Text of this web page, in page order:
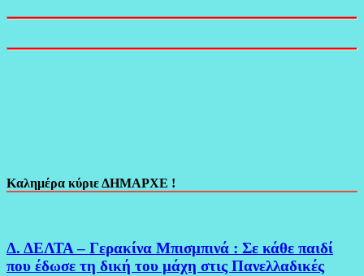
Καλημέρα κύριε ΔΗΜΑΡΧΕ !
Δ. ΔΕΛΤΑ – Γερακίνα Μπισμπινά : Σε κάθε παιδί
που έδωσε τη δική του μάχη στις Πανελλαδικές